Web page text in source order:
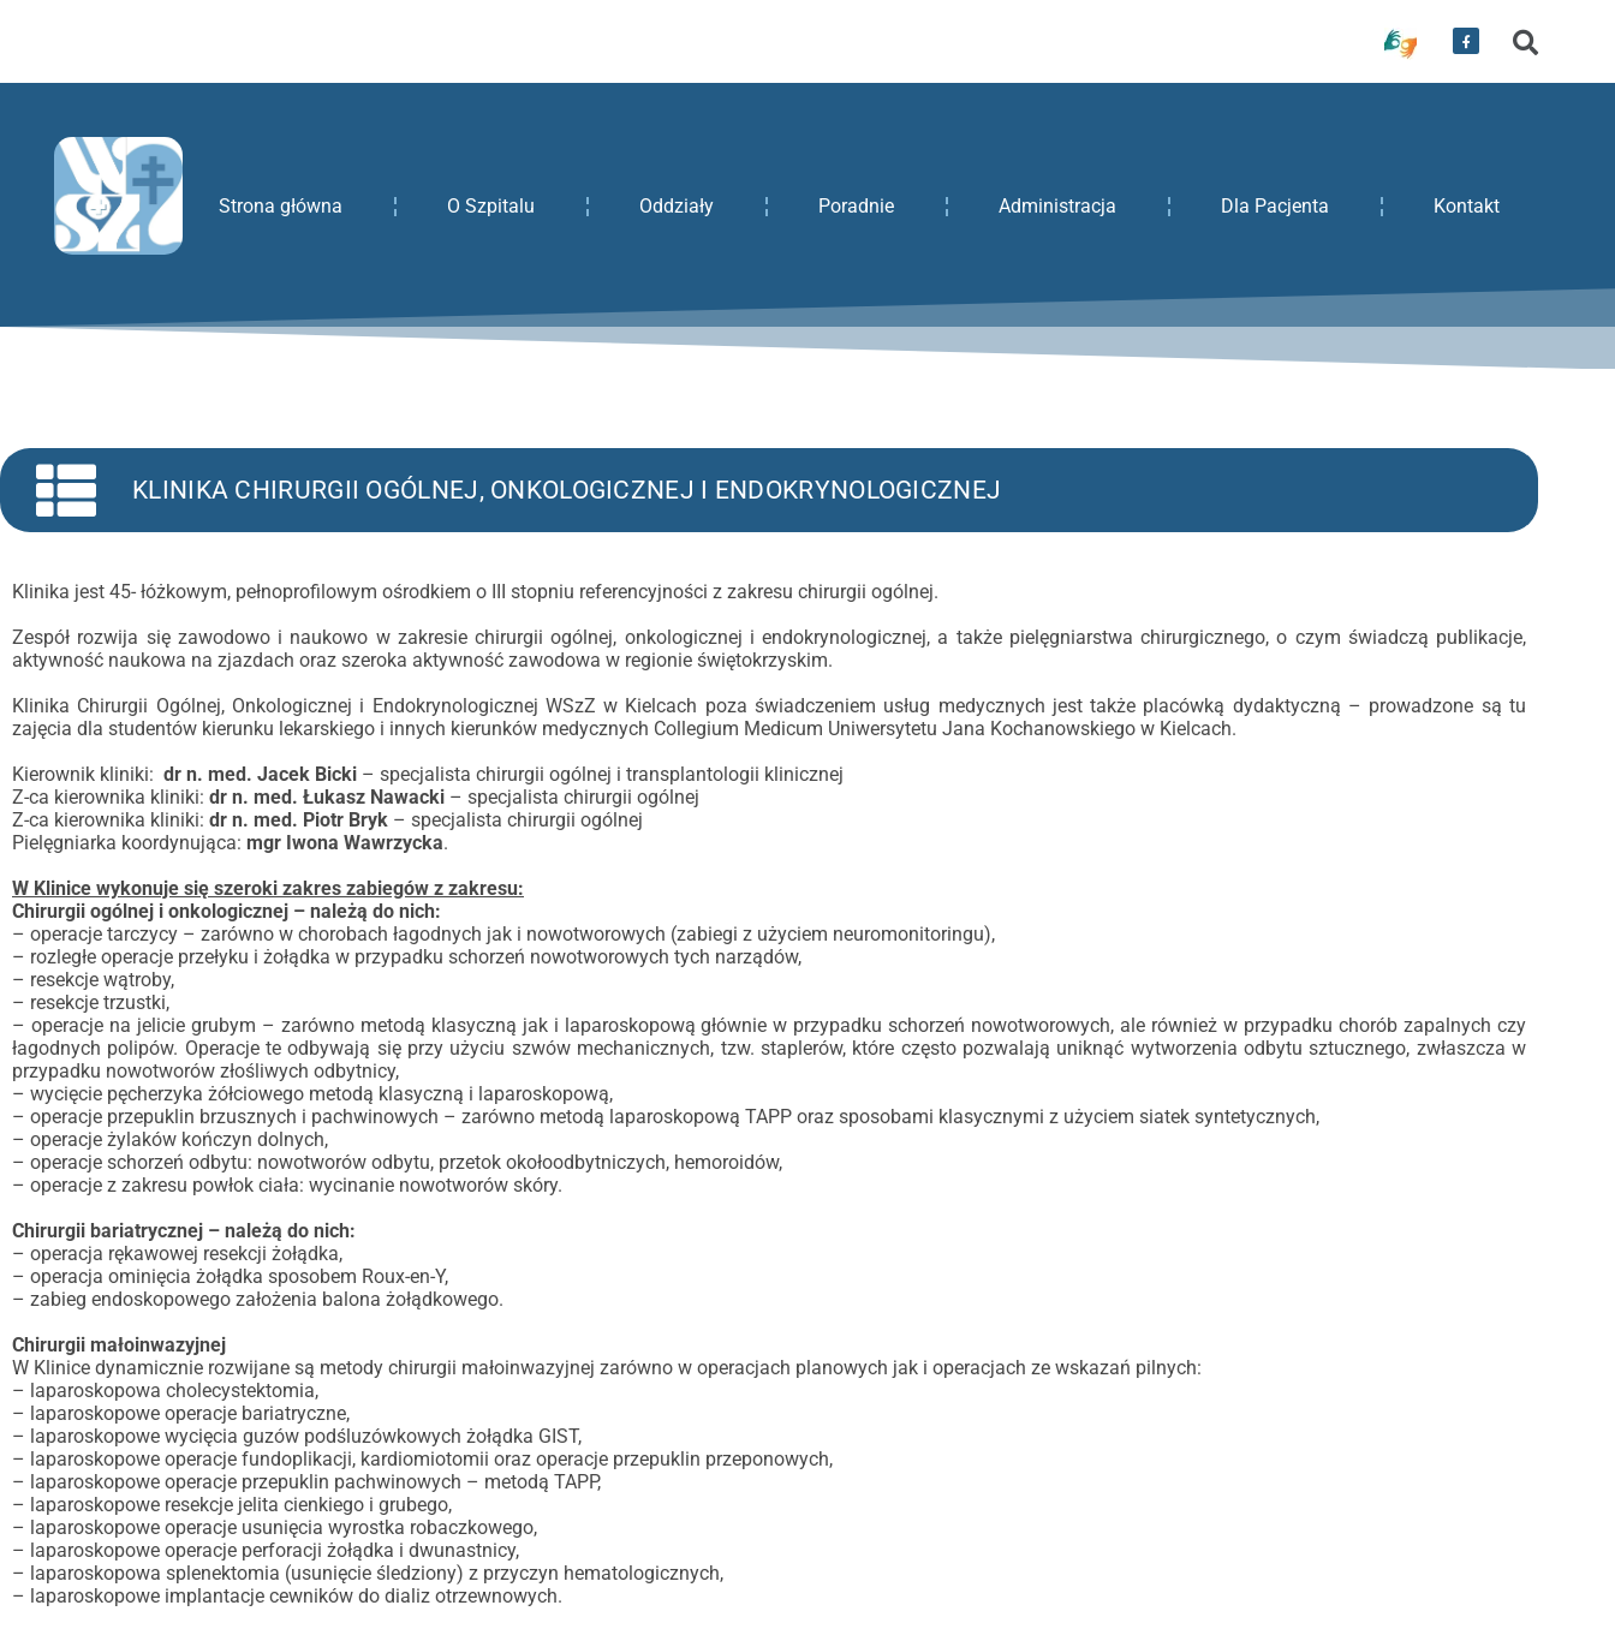
Strona główna O Szpitalu Oddziały Poradnie Administracja Dla Pacjenta Kontakt
KLINIKA CHIRURGII OGÓLNEJ, ONKOLOGICZNEJ I ENDOKRYNOLOGICZNEJ
Klinika jest 45- łóżkowym, pełnoprofilowym ośrodkiem o III stopniu referencyjności z zakresu chirurgii ogólnej.
Zespół rozwija się zawodowo i naukowo w zakresie chirurgii ogólnej, onkologicznej i endokrynologicznej, a także pielęgniarstwa chirurgicznego, o czym świadczą publikacje,
aktywność naukowa na zjazdach oraz szeroka aktywność zawodowa w regionie świętokrzyskim.
Klinika Chirurgii Ogólnej, Onkologicznej i Endokrynologicznej WSzZ w Kielcach poza świadczeniem usług medycznych jest także placówką dydaktyczną – prowadzone są tu
zajęcia dla studentów kierunku lekarskiego i innych kierunków medycznych Collegium Medicum Uniwersytetu Jana Kochanowskiego w Kielcach.
Kierownik kliniki: dr n. med. Jacek Bicki – specjalista chirurgii ogólnej i transplantologii klinicznej
Z-ca kierownika kliniki: dr n. med. Łukasz Nawacki – specjalista chirurgii ogólnej
Z-ca kierownika kliniki: dr n. med. Piotr Bryk – specjalista chirurgii ogólnej
Pielęgniarka koordynująca: mgr Iwona Wawrzycka.
W Klinice wykonuje się szeroki zakres zabiegów z zakresu:
Chirurgii ogólnej i onkologicznej – należą do nich:
– operacje tarczycy – zarówno w chorobach łagodnych jak i nowotworowych (zabiegi z użyciem neuromonitoringu),
– rozległe operacje przełyku i żołądka w przypadku schorzeń nowotworowych tych narządów,
– resekcje wątroby,
– resekcje trzustki,
– operacje na jelicie grubym – zarówno metodą klasyczną jak i laparoskopową głównie w przypadku schorzeń nowotworowych, ale również w przypadku chorób zapalnych czy
łagodnych polipów. Operacje te odbywają się przy użyciu szwów mechanicznych, tzw. staplerów, które często pozwalają uniknąć wytworzenia odbytu sztucznego, zwłaszcza w
przypadku nowotworów złośliwych odbytnicy,
– wycięcie pęcherzyka żółciowego metodą klasyczną i laparoskopową,
– operacje przepuklin brzusznych i pachwinowych – zarówno metodą laparoskopową TAPP oraz sposobami klasycznymi z użyciem siatek syntetycznych,
– operacje żylaków kończyn dolnych,
– operacje schorzeń odbytu: nowotworów odbytu, przetok okołoodbytniczych, hemoroidów,
– operacje z zakresu powłok ciała: wycinanie nowotworów skóry.
Chirurgii bariatrycznej – należą do nich:
– operacja rękawowej resekcji żołądka,
– operacja ominięcia żołądka sposobem Roux-en-Y,
– zabieg endoskopowego założenia balona żołądkowego.
Chirurgii małoinwazyjnej
W Klinice dynamicznie rozwijane są metody chirurgii małoinwazyjnej zarówno w operacjach planowych jak i operacjach ze wskazań pilnych:
– laparoskopowa cholecystektomia,
– laparoskopowe operacje bariatryczne,
– laparoskopowe wycięcia guzów podśluzówkowych żołądka GIST,
– laparoskopowe operacje fundoplikacji, kardiomiotomii oraz operacje przepuklin przeponowych,
– laparoskopowe operacje przepuklin pachwinowych – metodą TAPP,
– laparoskopowe resekcje jelita cienkiego i grubego,
– laparoskopowe operacje usunięcia wyrostka robaczkowego,
– laparoskopowe operacje perforacji żołądka i dwunastnicy,
– laparoskopowa splenektomia (usunięcie śledziony) z przyczyn hematologicznych,
– laparoskopowe implantacje cewników do dializ otrzewnowych.